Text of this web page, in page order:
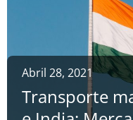
Abril 28, 2021
Transporte